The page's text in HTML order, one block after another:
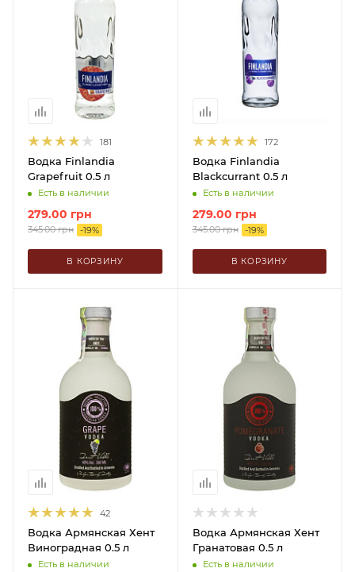
181
Водка Finlandia
Grapefruit 0.5 л
Есть в наличии
279.00 грн
345.00грн -19%
В КОРЗИНУ
172
Водка Finlandia
Blackcurrant 0.5 л
Есть в наличии
279.00 грн
345.00грн -19%
В КОРЗИНУ
42
Водка Армянская Хент
Виноградная 0.5 л
Есть в наличии
Водка Армянская Хент
Гранатовая 0.5 л
Есть в наличии